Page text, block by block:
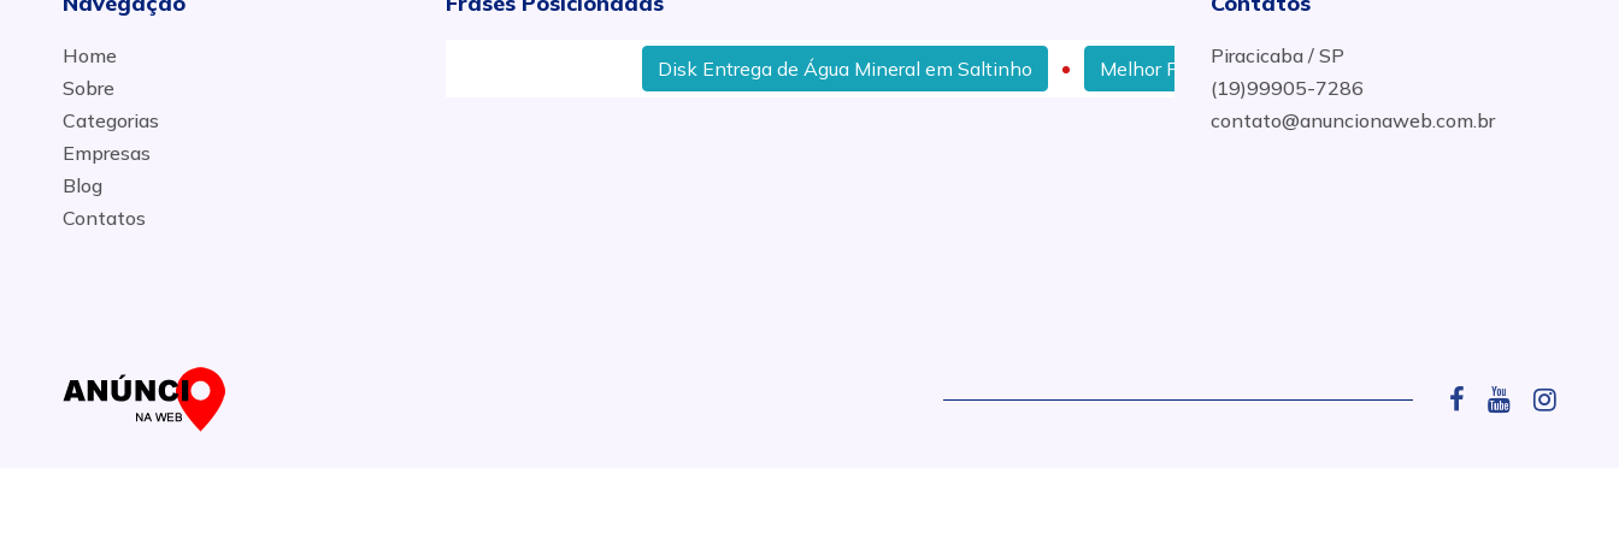
Home
Sobre
Categorias
Empresas
Blog
Contatos
Disk Entrega de Água Mineral em Saltinho Melhor Preço de Água Mineral em Saltinho
Piracicaba / SP
(19)99905-7286
contato@anuncionaweb.com.br